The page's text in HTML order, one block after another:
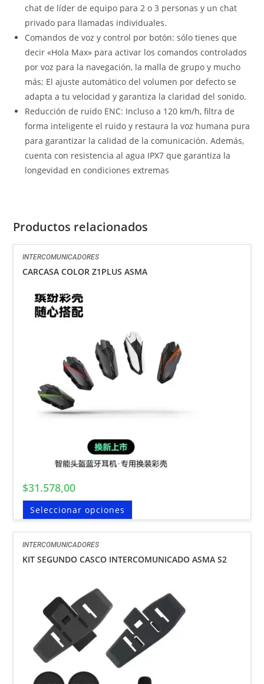
chat de líder de equipo para 2 o 3 personas y un chat
privado para llamadas individuales.
Comandos de voz y control por botón: sólo tienes que
decir «Hola Max» para activar los comandos controlados
por voz para la navegación, la malla de grupo y mucho
más; El ajuste automático del volumen por defecto se
adapta a tu velocidad y garantiza la claridad del sonido.
Reducción de ruido ENC: Incluso a 120 km/h, filtra de
forma inteligente el ruido y restaura la voz humana pura
para garantizar la calidad de la comunicación. Además,
cuenta con resistencia al agua IPX7 que garantiza la
longevidad en condiciones extremas
Productos relacionados
INTERCOMUNICADORES
CARCASA COLOR Z1PLUS ASMA
$31.578,00
Seleccionar opciones
INTERCOMUNICADORES
KIT SEGUNDO CASCO INTERCOMUNICADO ASMA S2